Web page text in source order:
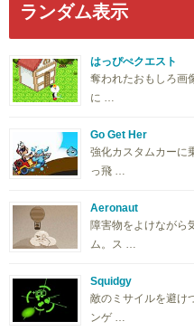
ランダム表示
はっぴぺクエスト
奪われたおもしろ画
に …
Go Get Her
強化カスタムカーに
っ飛 …
Aeronaut
障害物をよけながら
ム。ス …
Squidgy
敵のミサイルを避け
ンゲ …